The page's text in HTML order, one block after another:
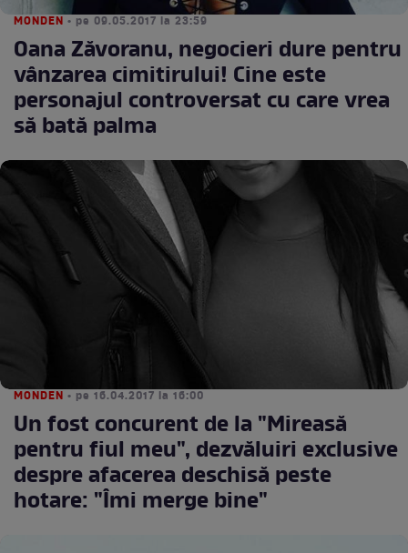
MONDEN • pe 09.05.2017 la 23:59
Oana Zăvoranu, negocieri dure pentru
vânzarea cimitirului! Cine este
personajul controversat cu care vrea
să bată palma
MONDEN • pe 16.04.2017 la 16:00
Un fost concurent de la "Mireasă
pentru fiul meu", dezvăluiri exclusive
despre afacerea deschisă peste
hotare: "Îmi merge bine"